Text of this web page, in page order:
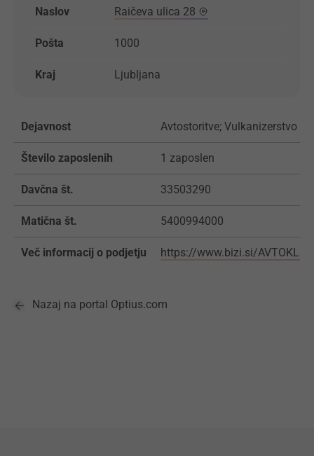
Naslov Raičeva ulica 28
Pošta 1000
Kraj Ljubljana
Dejavnost Avtostoritve; Vulkanizerstvo
Število zaposlenih 1 zaposlen
Davčna št. 33503290
Matična št. 5400994000
Več informacij o podjetju https://www.bizi.si/
Nazaj na portal Optius.com